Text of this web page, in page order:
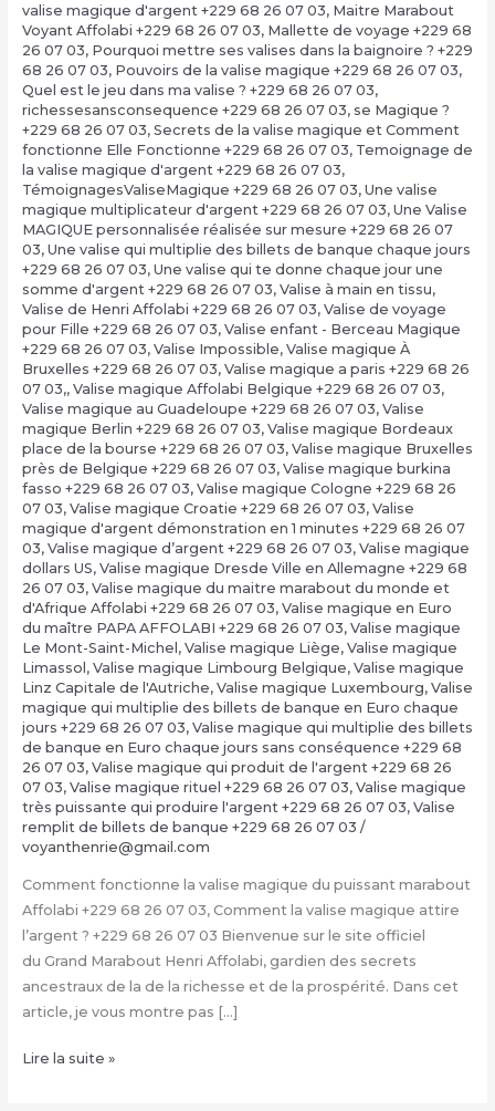
valise magique d'argent +229 68 26 07 03, Maitre Marabout
Voyant Affolabi +229 68 26 07 03, Mallette de voyage +229 68
26 07 03, Pourquoi mettre ses valises dans la baignoire ? +229
68 26 07 03, Pouvoirs de la valise magique +229 68 26 07 03,
Quel est le jeu dans ma valise ? +229 68 26 07 03,
richessesansconsequence +229 68 26 07 03, se Magique ?
+229 68 26 07 03, Secrets de la valise magique et Comment
fonctionne Elle Fonctionne +229 68 26 07 03, Temoignage de
la valise magique d'argent +229 68 26 07 03,
TémoignagesValiseMagique +229 68 26 07 03, Une valise
magique multiplicateur d'argent +229 68 26 07 03, Une Valise
MAGIQUE personnalisée réalisée sur mesure +229 68 26 07
03, Une valise qui multiplie des billets de banque chaque jours
+229 68 26 07 03, Une valise qui te donne chaque jour une
somme d'argent +229 68 26 07 03, Valise à main en tissu,
Valise de Henri Affolabi +229 68 26 07 03, Valise de voyage
pour Fille +229 68 26 07 03, Valise enfant - Berceau Magique
+229 68 26 07 03, Valise Impossible, Valise magique À
Bruxelles +229 68 26 07 03, Valise magique a paris +229 68 26
07 03,, Valise magique Affolabi Belgique +229 68 26 07 03,
Valise magique au Guadeloupe +229 68 26 07 03, Valise
magique Berlin +229 68 26 07 03, Valise magique Bordeaux
place de la bourse +229 68 26 07 03, Valise magique Bruxelles
près de Belgique +229 68 26 07 03, Valise magique burkina
fasso +229 68 26 07 03, Valise magique Cologne +229 68 26
07 03, Valise magique Croatie +229 68 26 07 03, Valise
magique d'argent démonstration en 1 minutes +229 68 26 07
03, Valise magique d’argent +229 68 26 07 03, Valise magique
dollars US, Valise magique Dresde Ville en Allemagne +229 68
26 07 03, Valise magique du maitre marabout du monde et
d'Afrique Affolabi +229 68 26 07 03, Valise magique en Euro
du maître PAPA AFFOLABI +229 68 26 07 03, Valise magique
Le Mont-Saint-Michel, Valise magique Liège, Valise magique
Limassol, Valise magique Limbourg Belgique, Valise magique
Linz Capitale de l'Autriche, Valise magique Luxembourg, Valise
magique qui multiplie des billets de banque en Euro chaque
jours +229 68 26 07 03, Valise magique qui multiplie des billets
de banque en Euro chaque jours sans conséquence +229 68
26 07 03, Valise magique qui produit de l'argent +229 68 26
07 03, Valise magique rituel +229 68 26 07 03, Valise magique
très puissante qui produire l'argent +229 68 26 07 03, Valise
remplit de billets de banque +229 68 26 07 03 /
voyanthenrie@gmail.com
Comment fonctionne la valise magique du puissant marabout
Affolabi +229 68 26 07 03, Comment la valise magique attire
l’argent ? +229 68 26 07 03 Bienvenue sur le site officiel
du Grand Marabout Henri Affolabi, gardien des secrets
ancestraux de la de la richesse et de la prospérité. Dans cet
article, je vous montre pas […]
Condition
Lire la suite »